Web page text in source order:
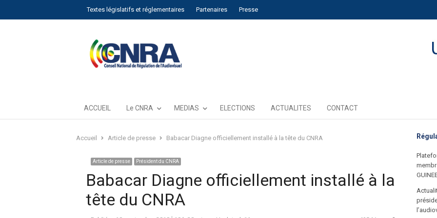
Textes législatifs et réglementaires Partenaires Presse
ACCUEIL Le CNRA MEDIAS ELECTIONS ACTUALITES CONTACT
Accueil Article de presse Babacar Diagne officiellement installé à la tête du CNRA
Article de presse Président du CNRA
Babacar Diagne officiellement installé à la
tête du CNRA